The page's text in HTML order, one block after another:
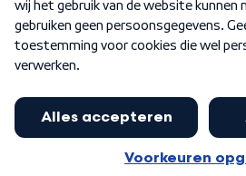
Word Lid